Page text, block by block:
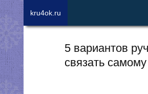
5 вариантов
связать самому
kru4ok.ru